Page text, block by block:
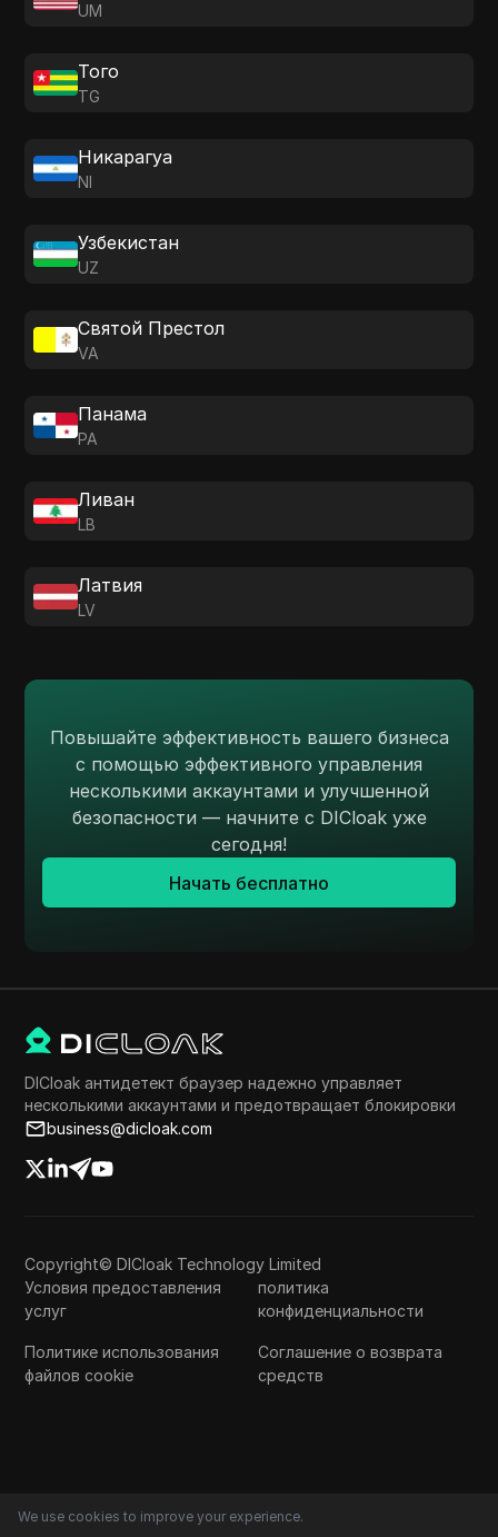
UM
Того
TG
Никарагуа
NI
Узбекистан
UZ
Святой Престол
VA
Панама
PA
Ливан
LB
Латвия
LV
Повышайте эффективность вашего бизнеса
с помощью эффективного управления
несколькими аккаунтами и улучшенной
безопасности — начните с DICloak уже
сегодня!
Начать бесплатно
DICloak антидетект браузер надежно управляет
несколькими аккаунтами и предотвращает блокировки
business@dicloak.com
Copyright© DICloak Technology Limited
Условия предоставления
услуг
политика
конфиденциальности
Политике использования
файлов cookie
Соглашение о возврата
средств
We use cookies to improve your experience.